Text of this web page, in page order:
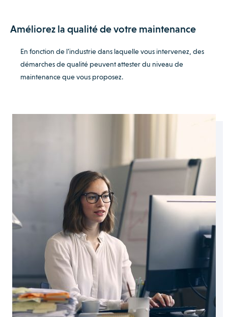
Améliorez la qualité de votre maintenance
En fonction de l’industrie dans laquelle vous intervenez, des
démarches de qualité peuvent attester du niveau de
maintenance que vous proposez.